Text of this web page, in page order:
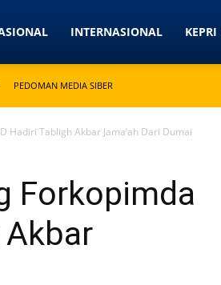
INTERNASIONAL KEPRI
PEDOMAN MEDIA SIBER
Hadiri Tabligh Akbar Jama’ah Dari Dumai
Forkopimda
Akbar